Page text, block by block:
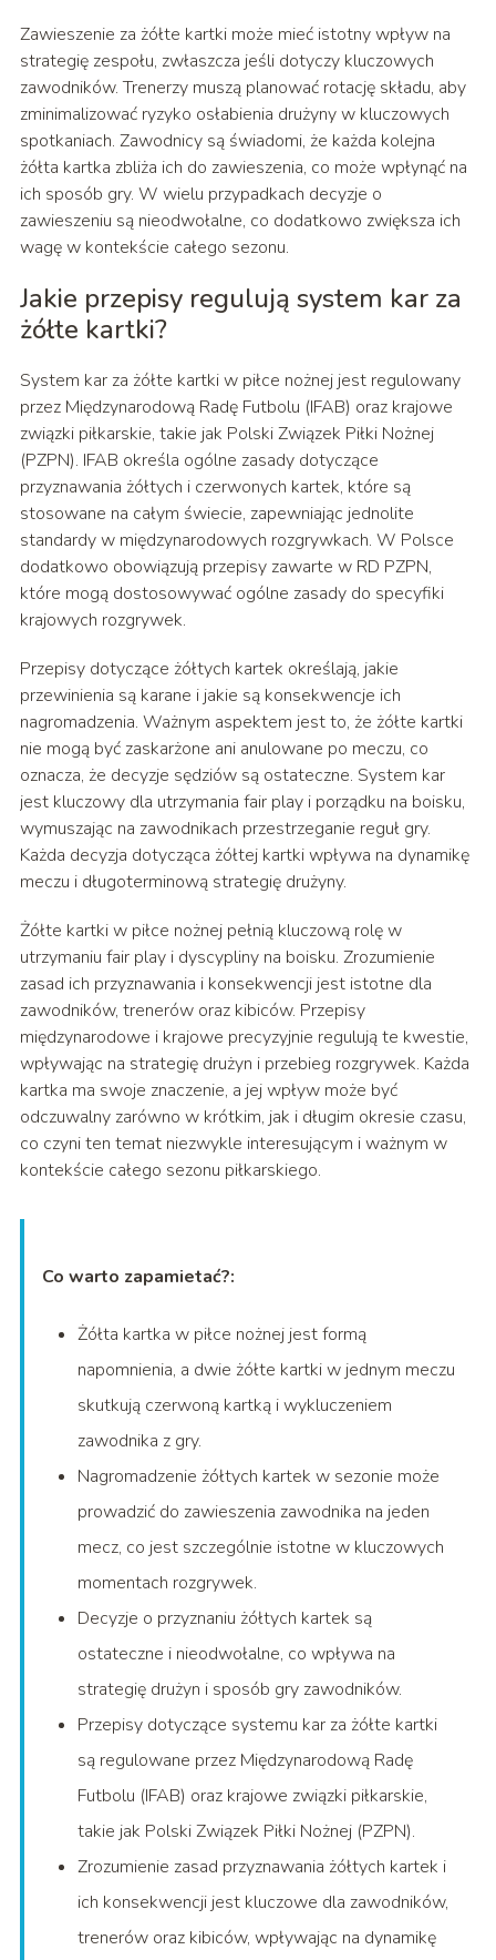
Zawieszenie za żółte kartki może mieć istotny wpływ na
strategię zespołu, zwłaszcza jeśli dotyczy kluczowych
zawodników. Trenerzy muszą planować rotację składu, aby
zminimalizować ryzyko osłabienia drużyny w kluczowych
spotkaniach. Zawodnicy są świadomi, że każda kolejna
żółta kartka zbliża ich do zawieszenia, co może wpłynąć na
ich sposób gry. W wielu przypadkach decyzje o
zawieszeniu są nieodwołalne, co dodatkowo zwiększa ich
wagę w kontekście całego sezonu.
Jakie przepisy regulują system kar za
żółte kartki?
System kar za żółte kartki w piłce nożnej jest regulowany
przez Międzynarodową Radę Futbolu (IFAB) oraz krajowe
związki piłkarskie, takie jak Polski Związek Piłki Nożnej
(PZPN). IFAB określa ogólne zasady dotyczące
przyznawania żółtych i czerwonych kartek, które są
stosowane na całym świecie, zapewniając jednolite
standardy w międzynarodowych rozgrywkach. W Polsce
dodatkowo obowiązują przepisy zawarte w RD PZPN,
które mogą dostosowywać ogólne zasady do specyfiki
krajowych rozgrywek.
Przepisy dotyczące żółtych kartek określają, jakie
przewinienia są karane i jakie są konsekwencje ich
nagromadzenia. Ważnym aspektem jest to, że żółte kartki
nie mogą być zaskarżone ani anulowane po meczu, co
oznacza, że decyzje sędziów są ostateczne. System kar
jest kluczowy dla utrzymania fair play i porządku na boisku,
wymuszając na zawodnikach przestrzeganie reguł gry.
Każda decyzja dotycząca żółtej kartki wpływa na dynamikę
meczu i długoterminową strategię drużyny.
Żółte kartki w piłce nożnej pełnią kluczową rolę w
utrzymaniu fair play i dyscypliny na boisku. Zrozumienie
zasad ich przyznawania i konsekwencji jest istotne dla
zawodników, trenerów oraz kibiców. Przepisy
międzynarodowe i krajowe precyzyjnie regulują te kwestie,
wpływając na strategię drużyn i przebieg rozgrywek. Każda
kartka ma swoje znaczenie, a jej wpływ może być
odczuwalny zarówno w krótkim, jak i długim okresie czasu,
co czyni ten temat niezwykle interesującym i ważnym w
kontekście całego sezonu piłkarskiego.
Co warto zapamietać?:
Żółta kartka w piłce nożnej jest formą
napomnienia, a dwie żółte kartki w jednym meczu
skutkują czerwoną kartką i wykluczeniem
zawodnika z gry.
Nagromadzenie żółtych kartek w sezonie może
prowadzić do zawieszenia zawodnika na jeden
mecz, co jest szczególnie istotne w kluczowych
momentach rozgrywek.
Decyzje o przyznaniu żółtych kartek są
ostateczne i nieodwołalne, co wpływa na
strategię drużyn i sposób gry zawodników.
Przepisy dotyczące systemu kar za żółte kartki
są regulowane przez Międzynarodową Radę
Futbolu (IFAB) oraz krajowe związki piłkarskie,
takie jak Polski Związek Piłki Nożnej (PZPN).
Zrozumienie zasad przyznawania żółtych kartek i
ich konsekwencji jest kluczowe dla zawodników,
trenerów oraz kibiców, wpływając na dynamikę